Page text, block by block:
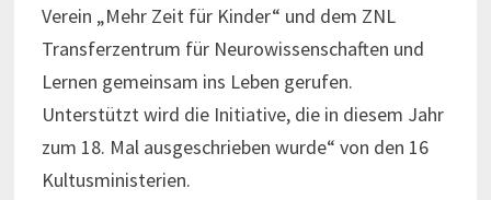
Verein „Mehr Zeit für Kinder“ und dem ZNL
Transferzentrum für Neurowissenschaften und
Lernen gemeinsam ins Leben gerufen.
Unterstützt wird die Initiative, die in diesem Jahr
zum 18. Mal ausgeschrieben wurde“ von den 16
Kultusministerien.